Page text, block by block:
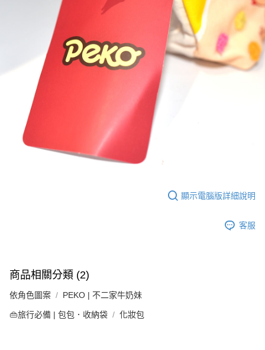
顯示電腦版詳細說明
客服
商品相關分類 (2)
依角色圖案 PEKO | 不二家牛奶妹
👜旅行必備 | 包包．收納袋 化妝包